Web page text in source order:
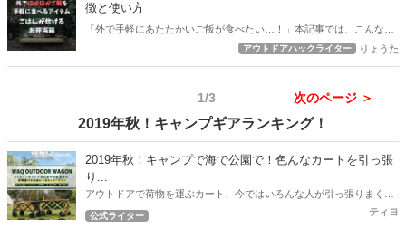
徴と使い方
「外で手軽にあたたかいご飯が食べたい…！」本記事では、こんな悩
みにお答えする商品「ご飯が炊ける弁当箱」について紹介をしていま
ける弁当箱」の特徴と使い方について紹介をしています。ぜひ、最後
まで記事をチェックしてみてくださいね。
アウトドアハックライター りょうた
1/3 次のページ ＞
2019年秋！キャンプギアランキング！
2019年秋！キャンプで海で公園で！色んなカートを引っ張
り...
アウトドアで荷物を運ぶカート、今ではいろんな人が引っ張りまくっ
てますね。 ファミキャンスタイルの筆者もこれまで、様々なカートを
公式ライター ティヨ